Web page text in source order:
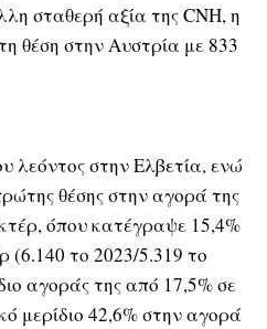
σταθερή αξία της CNH, η
θέση στην Αυστρία με 833
λεόντος στην Ελβετία, ενώ
θέσης στην αγορά της
όπου κατέγραψε 15,4%
(6.140 το 2023/5.319 το
αγοράς της από 17,5% σε
μερίδιο 42,6% στην αγορά